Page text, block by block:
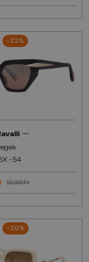
-22%
—
- 54
90 000 Ft
-20%